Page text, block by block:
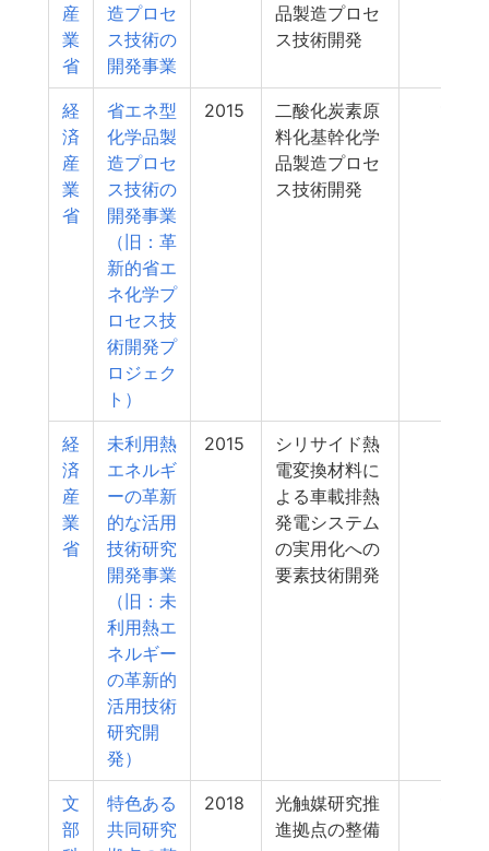
産
業
省
造プロセ
ス技術の
開発事業
品製造プロセ
ス技術開発
経
済
産
業
省
省エネ型
化学品製
造プロセ
ス技術の
開発事業
（旧：革
新的省エ
ネ化学プ
ロセス技
術開発プ
ロジェク
ト）
2015
二酸化炭素原
料化基幹化学
品製造プロセ
ス技術開発
経
済
産
業
省
未利用熱
エネルギ
ーの革新
的な活用
技術研究
開発事業
（旧：未
利用熱エ
ネルギー
の革新的
活用技術
研究開
発）
2015
シリサイド熱
電変換材料に
よる車載排熱
発電システム
の実用化への
要素技術開発
文
部
特色ある
共同研究
2018
光触媒研究推
進拠点の整備